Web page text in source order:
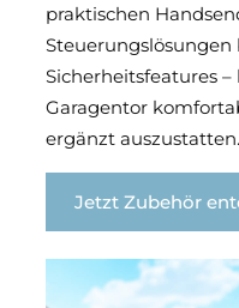
praktischen
Steuerungslösungen
Sicherheitsfeatures
Garagentor
ergänzt auszustatten.
Jetzt Zubehör